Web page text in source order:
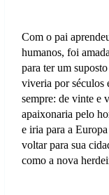
Com o pai
humanos, foi
para ter um
viveria por séculos
sempre: de vinte e
apaixonaria pelo
e iria para a
voltar para sua
como a nova